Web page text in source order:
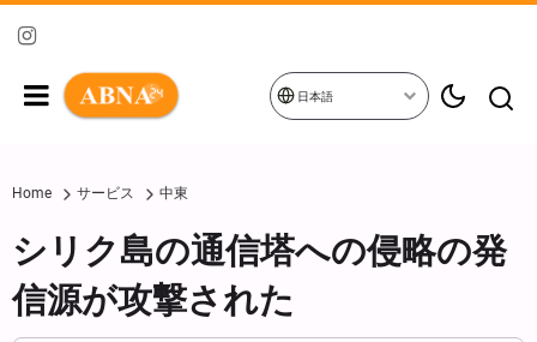
日本語
Home サービス 中東
シリク島の通信塔への侵略の発
信源が攻撃された